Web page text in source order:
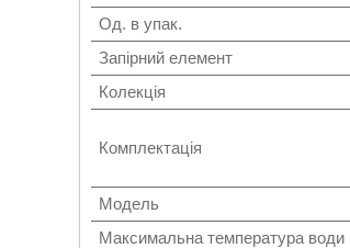
Од. в упак.
Запірний елемент
Колекція
Комплектація
Мoдель
Максимальна температура води